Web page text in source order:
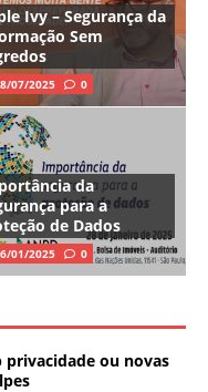
Ivy – Segurança da
Sem
07/2025 0
da
para a
de Dados
01/2025 0
privacidade ou novas